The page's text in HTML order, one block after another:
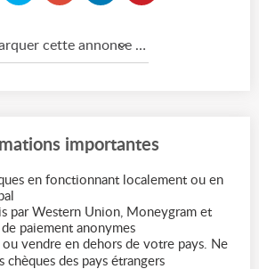
Marquer cette annonce comme...
importantes
en fonctionnant localement ou en
par Western Union, Moneygram et
paiement anonymes
ou vendre en dehors de votre pays. Ne
chèques des pays étrangers